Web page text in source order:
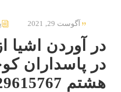
آگوست 29, 2021
در آوردن اشیا
در پاسداران
هشتم 09129615767